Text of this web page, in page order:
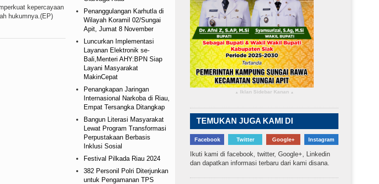
kepercayaan
hukumnya.(EP)
Penanggulangan Karhutla di
Wilayah Koramil 02/Sungai
Apit, Jumat 8 November
Luncurkan Implementasi
Layanan Elektronik se-
Bali,Menteri AHY:BPN Siap
Layani Masyarakat
MakinCepat
Penangkapan Jaringan
Internasional Narkoba di Riau,
Empat Tersangka Ditangkap
Bangun Literasi Masyarakat
Lewat Program Transformasi
Perpustakaan Berbasis
Inklusi Sosial
Festival Pilkada Riau 2024
382 Personil Polri Diterjunkan
untuk Pengamanan TPS
▴ Iklan Sidebar Kanan ▴
TEMUKAN JUGA KAMI DI
Facebook Twitter Google+ Instagram
Ikuti kami di facebook, twitter, Google+, Linkedin
dan dapatkan informasi terbaru dari kami disana.